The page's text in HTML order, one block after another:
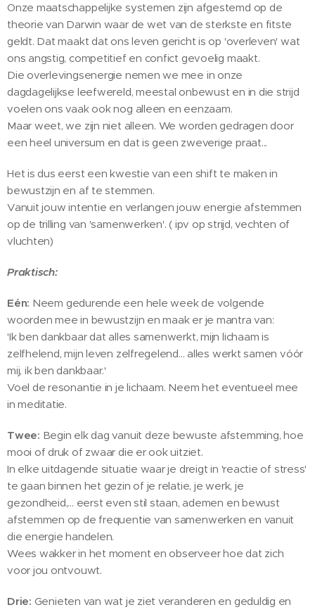
Onze maatschappelijke systemen zijn afgestemd op de
theorie van Darwin waar de wet van de sterkste en fitste
geldt. Dat maakt dat ons leven gericht is op 'overleven' wat
ons angstig, competitief en confict gevoelig maakt.
Die overlevingsenergie nemen we mee in onze
dagdagelijkse leefwereld, meestal onbewust en in die strijd
voelen ons vaak ook nog alleen en eenzaam.
Maar weet, we zijn niet alleen. We worden gedragen door
een heel universum en dat is geen zweverige praat...
Het is dus eerst een kwestie van een shift te maken in
bewustzijn en af te stemmen.
Vanuit jouw intentie en verlangen jouw energie afstemmen
op de trilling van 'samenwerken'. ( ipv op strijd, vechten of
vluchten)
Praktisch:
Eén: Neem gedurende een hele week de volgende
woorden mee in bewustzijn en maak er je mantra van:
'Ik ben dankbaar dat alles samenwerkt, mijn lichaam is
zelfhelend, mijn leven zelfregelend... alles werkt samen vóór
mij, ik ben dankbaar.'
Voel de resonantie in je lichaam. Neem het eventueel mee
in meditatie.
Twee: Begin elk dag vanuit deze bewuste afstemming, hoe
mooi of druk of zwaar die er ook uitziet.
In elke uitdagende situatie waar je dreigt in 'reactie of stress'
te gaan binnen het gezin of je relatie, je werk, je
gezondheid,... eerst even stil staan, ademen en bewust
afstemmen op de frequentie van samenwerken en vanuit
die energie handelen.
Wees wakker in het moment en observeer hoe dat zich
voor jou ontvouwt.
Drie: Genieten van wat je ziet veranderen en geduldig en